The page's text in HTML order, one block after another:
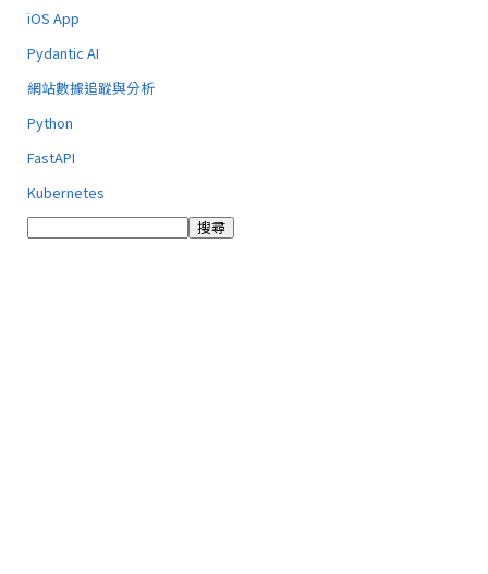
iOS App
Pydantic AI
網站數據追蹤與分析
Python
FastAPI
Kubernetes